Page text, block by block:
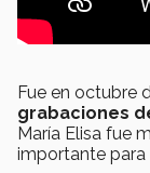
Fue en octubre
grabaciones
María Elisa fue
importante para